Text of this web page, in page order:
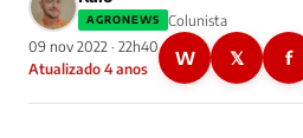
AGRONEWS
Colunista
09 nov 2022 · 22h40
Atualizado 4 anos
W 𝕏 f